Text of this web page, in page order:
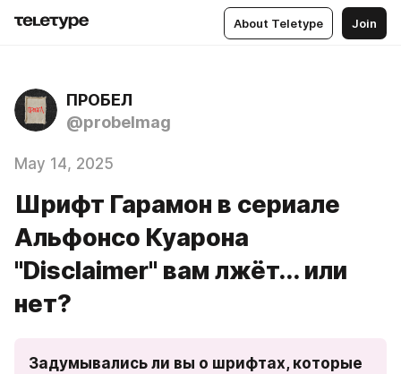
About Teletype Join
ПРОБЕЛ
@probelmag
May 14, 2025
Шрифт Гарамон в сериале
Альфонсо Куарона
"Disclaimer" вам лжёт... или
нет?
Задумывались ли вы о шрифтах, которые